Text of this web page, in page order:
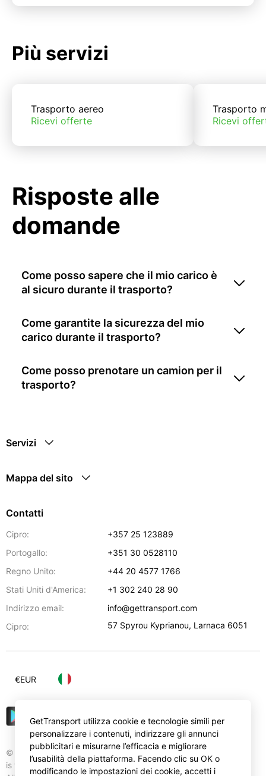
Più servizi
Trasporto aereo
Ricevi offerte
Trasporto
Ricevi
Risposte alle
domande
Come posso sapere che il mio carico è
al sicuro durante il trasporto?
Come garantite la sicurezza del mio
carico durante il trasporto?
Come posso prenotare un camion per il
trasporto?
Servizi
Mappa del sito
Contatti
Cipro:
+357 25 123889
Portogallo:
+351 30 0528110
Regno Unito:
+44 20 4577 1766
Stati Uniti d'America:
+1 302 240 28 90
Indirizzo email:
info@gettransport.com
Cipro:
57 Spyrou Kyprianou, Larnaca 6051
© Gettransport International Limited. GetTransport®
is trademark of Gettransport International Limited.
€EUR
GetTransport utilizza cookie e tecnologie simili per
personalizzare i contenuti, indirizzare gli annunci
pubblicitari e misurarne l’efficacia e migliorare
l’usabilità della piattaforma. Facendo clic su OK o
modificando le impostazioni dei cookie, accetti i